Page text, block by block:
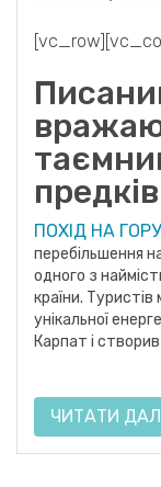
предків
ПОХІД НА
перебільшення
одного з
країни.
унікальної
Карпат і
ЧИТАТИ